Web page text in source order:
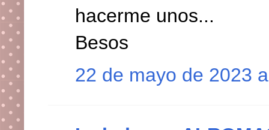
hacerme unos...
Besos
22 de mayo de 2023